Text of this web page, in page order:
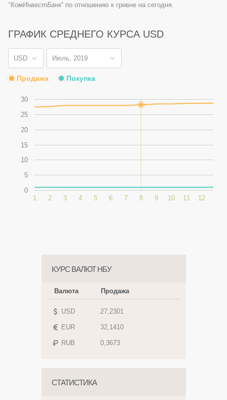
“КомИнвестБанк” по отношению к гривне на сегодня.
ГРАФИК СРЕДНЕГО КУРСА USD
USD Июль, 2019
Продажа Покупка
1 2 3 4 5 6 7 8 9 10 11 12
0
5
10
15
20
25
30
КУРС ВАЛЮТ НБУ
Валюта Продажа
USD 27,2301
EUR 32,1410
RUB 0,3673
СТАТИСТИКА